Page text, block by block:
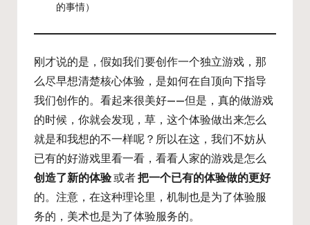
的事情）
刚才说的是，假如我们要创作一个独立游戏，那
么尽早想清楚核心体验，是如何在自顶向下指导
我们创作的。看起来很美好——但是，真的做游戏
的时候，你就会发现，草，这个体验做出来怎么
就是和我想的不一样呢？所以在这，我们不妨从
已有的好游戏里看一看，看看人家的游戏是怎么
创造了新的体验或者把一个已有的体验做的更好
的。注意，在这种理论里，机制也是为了体验服
务的，美术也是为了体验服务的。